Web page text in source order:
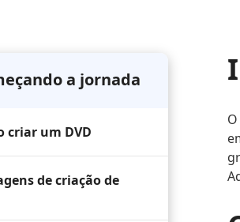
a jornada
criar um DVD
de criação de